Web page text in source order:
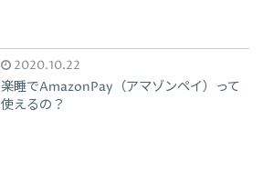
2020.10.22
楽睡でAmazonPay（アマゾンペイ）って
使えるの？